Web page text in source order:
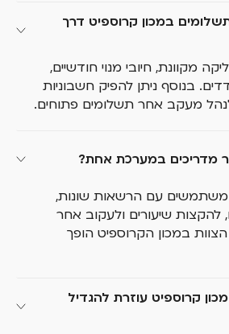
במכון קרוספיט דרך
מקוונת, חיובי מנוי חודשיים,
בנוסף ניתן להפיק חשבוניות
מעקב אחר תשלומים פתוחים.
מדריכים במערכת אחת?
משתמשים עם הרשאות שונות,
להקצות שיעורים ולעקוב אחר
במכון הקרוספיט הופך
קרוספיט עוזרת להגדיל